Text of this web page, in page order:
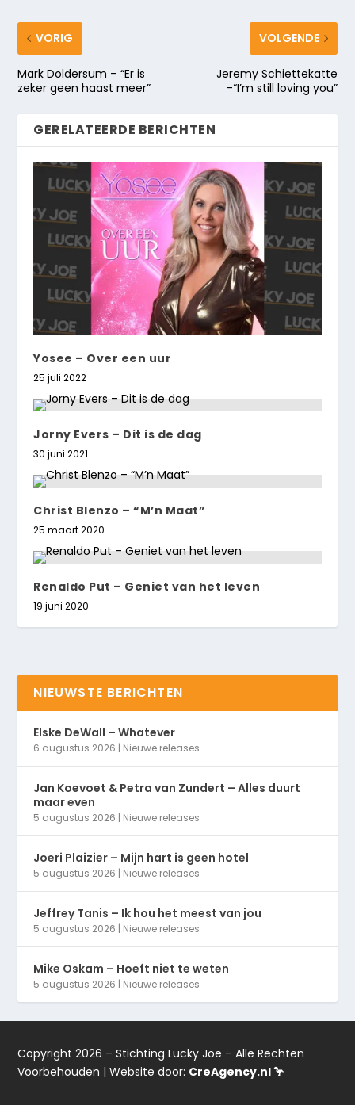
VORIG
Mark Doldersum – “Er is
zeker geen haast meer”
VOLGENDE
Jeremy Schiettekatte
-“I’m still loving you”
GERELATEERDE BERICHTEN
Yosee – Over een uur
25 juli 2022
Jorny Evers – Dit is de dag
30 juni 2021
Christ Blenzo – “M’n Maat”
25 maart 2020
Renaldo Put – Geniet van het leven
19 juni 2020
NIEUWSTE BERICHTEN
Elske DeWall – Whatever
6 augustus 2026 | Nieuwe releases
Jan Koevoet & Petra van Zundert – Alles duurt
maar even
5 augustus 2026 | Nieuwe releases
Joeri Plaizier – Mijn hart is geen hotel
5 augustus 2026 | Nieuwe releases
Jeffrey Tanis – Ik hou het meest van jou
5 augustus 2026 | Nieuwe releases
Mike Oskam – Hoeft niet te weten
5 augustus 2026 | Nieuwe releases
Copyright 2026 – Stichting Lucky Joe – Alle Rechten
Voorbehouden | Website door: CreAgency.nl 🦩